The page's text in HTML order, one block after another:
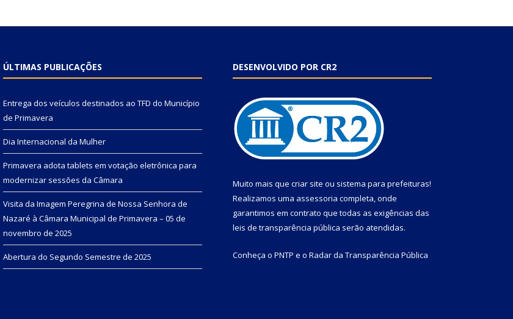
ÚLTIMAS PUBLICAÇÕES
Entrega dos veículos destinados ao TFD do Município
de Primavera
Dia Internacional da Mulher
Primavera adota tablets em votação eletrônica para
modernizar sessões da Câmara
Visita da Imagem Peregrina de Nossa Senhora de
Nazaré à Câmara Municipal de Primavera – 05 de
novembro de 2025
Abertura do Segundo Semestre de 2025
DESENVOLVIDO POR CR2
Muito mais que criar site ou sistema para prefeituras!
Realizamos uma assessoria completa, onde
garantimos em contrato que todas as exigências das
leis de transparência pública serão atendidas.
Conheça o PNTP e o Radar da Transparência Pública